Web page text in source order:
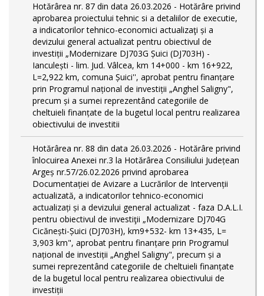
Hotărârea nr. 87 din data 26.03.2026 - Hotărâre privind
aprobarea proiectului tehnic si a detaliilor de executie,
a indicatorilor tehnico-economici actualizaţi și a
devizului general actualizat pentru obiectivul de
investiții „Modernizare DJ703G Șuici (DJ703H) -
Ianculești - lim. Jud. Vâlcea, km 14+000 - km 16+922,
L=2,922 km, comuna Șuici'', aprobat pentru finanțare
prin Programul național de investiții „Anghel Saligny",
precum și a sumei reprezentând categoriile de
cheltuieli finanțate de la bugetul local pentru realizarea
obiectivului de investitii
Hotărârea nr. 88 din data 26.03.2026 - Hotărâre privind
înlocuirea Anexei nr.3 la Hotărârea Consiliului Județean
Argeș nr.57/26.02.2026 privind aprobarea
Documentației de Avizare a Lucrărilor de Intervenții
actualizată, a indicatorilor tehnico-economici
actualizați și a devizului general actualizat - faza D.A.L.I.
pentru obiectivul de investiţii „Modernizare DJ704G
Cicănești-Șuici (DJ703H), km9+532- km 13+435, L=
3,903 km", aprobat pentru finanțare prin Programul
național de investiții „Anghel Saligny", precum și a
sumei reprezentând categoriile de cheltuieli finanțate
de la bugetul local pentru realizarea obiectivului de
investiții